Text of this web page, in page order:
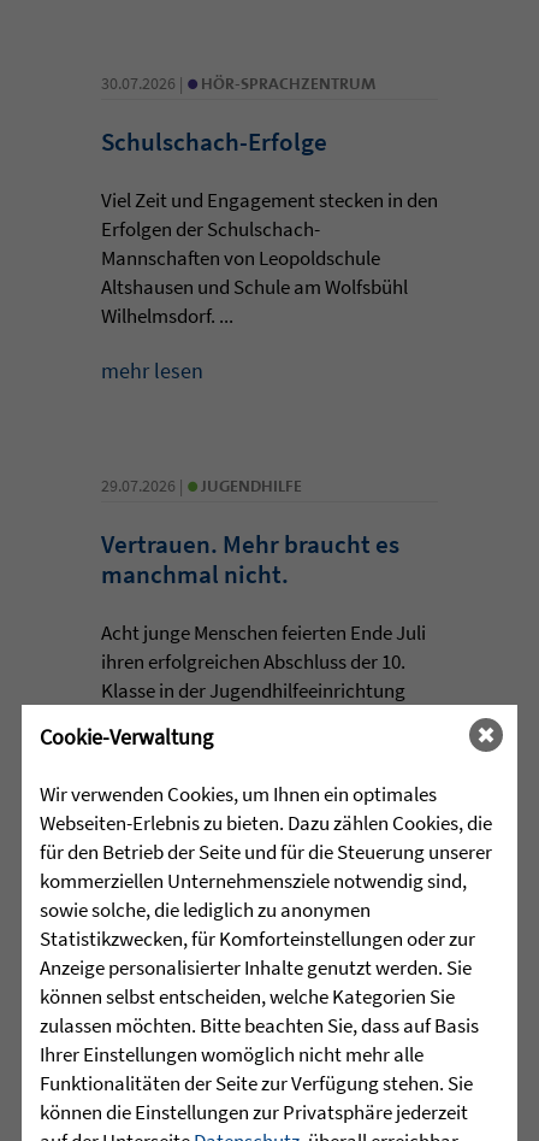
30.07.2026 | • HÖR-SPRACHZENTRUM
Schulschach-Erfolge
Viel Zeit und Engagement stecken in den
Erfolgen der Schulschach-
Mannschaften von Leopoldschule
Altshausen und Schule am Wolfsbühl
Wilhelmsdorf. ...
mehr lesen
29.07.2026 | • JUGENDHILFE
Vertrauen. Mehr braucht es
manchmal nicht.
Acht junge Menschen feierten Ende Juli
ihren erfolgreichen Abschluss der 10.
Klasse in der Jugendhilfeeinrichtung
29.07.2026 |•HÖR-SPRACHZENTRUM
Projektwoche „Aus alt mach
neu“ und 25 Jahre
Sprachheilschule Biberach
Im Mai stand an der Sprachheilschule
Biberach alles im Zeichen des Umwelt-
und Klimaschutzes. Unter dem Motto
Cookie-Verwaltung
Wir verwenden Cookies, um Ihnen ein optimales
Webseiten-Erlebnis zu bieten. Dazu zählen Cookies, die
für den Betrieb der Seite und für die Steuerung unserer
kommerziellen Unternehmensziele notwendig sind,
sowie solche, die lediglich zu anonymen
Statistikzwecken, für Komforteinstellungen oder zur
Anzeige personalisierter Inhalte genutzt werden. Sie
können selbst entscheiden, welche Kategorien Sie
zulassen möchten. Bitte beachten Sie, dass auf Basis
Ihrer Einstellungen womöglich nicht mehr alle
Funktionalitäten der Seite zur Verfügung stehen. Sie
können die Einstellungen zur Privatsphäre jederzeit